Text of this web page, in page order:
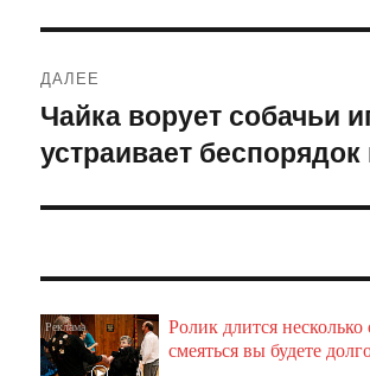
ДАЛЕЕ
Следующая
запись:
Чайка ворует собачьи
устраивает
Ролик длится несколько
смеяться вы будете